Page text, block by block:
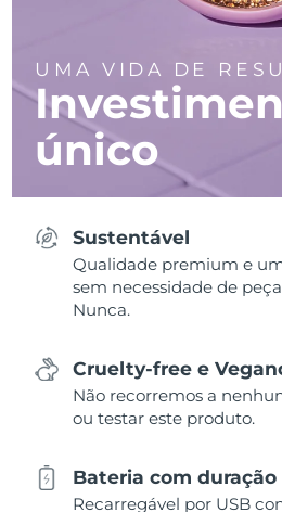
UMA VIDA DE
único
Sustentável
Qualidade premium e
sem necessidade de
Nunca.
Cruelty-free e
Não recorremos a
ou testar este produto.
Bateria com
Recarregável por USB